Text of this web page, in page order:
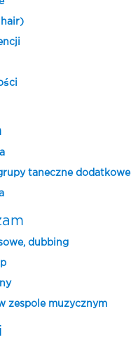
hair)
taneczne dodatkowe
dubbing
zespole muzycznym